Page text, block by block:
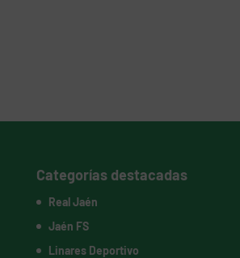
Categorías destacadas
Real Jaén
Jaén FS
Linares Deportivo